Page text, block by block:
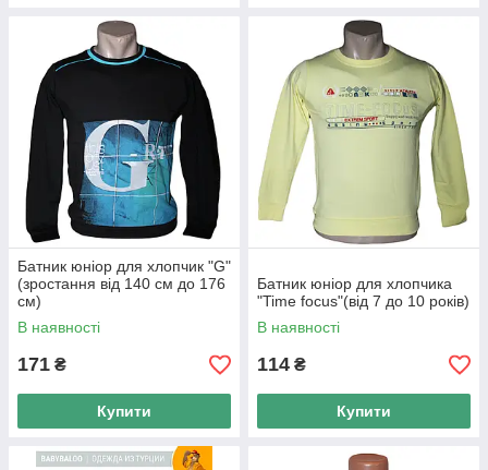
Батник юніор для хлопчик "G"
(зростання від 140 см до 176
см)
В наявності
171 ₴
Купити
Батник юніор для хлопчика
"Time focus"(від 7 до 10 років)
В наявності
114 ₴
Купити